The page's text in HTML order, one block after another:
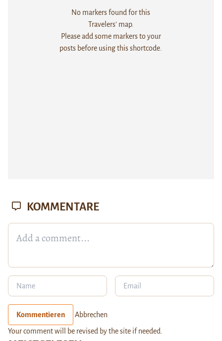
No markers found for this
Travelers' map.
Please add some markers to your
posts before using this shortcode.
KOMMENTARE
Kommentieren Abbrechen
Your comment will be revised by the site if needed.